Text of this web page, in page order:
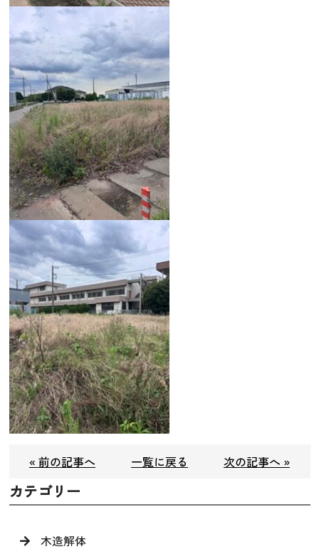
« 前の記事へ 一覧に戻る 次の記事へ »
カテゴリー
木造解体